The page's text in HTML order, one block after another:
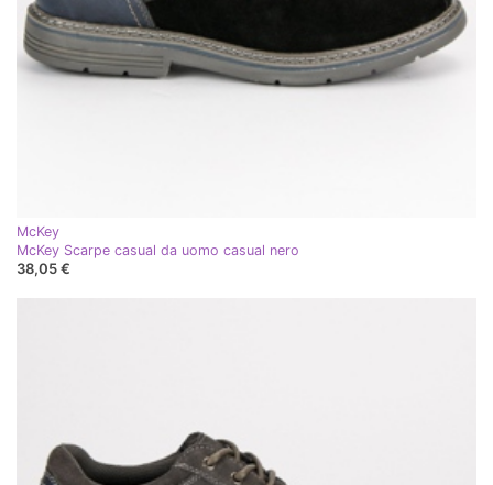
McKey
McKey Scarpe casual da uomo casual nero
38,05 €